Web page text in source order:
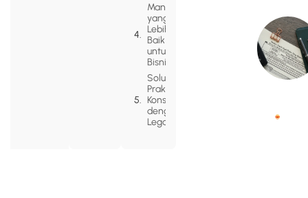
Mana
yang
Lebih
Baik
untuk
Bisnis?
Solusi
Praktis:
Konsultasi
dengan
Legazy